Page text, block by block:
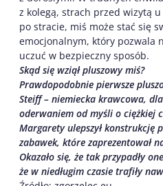
z kolegą, strach przed wizytą
po stracie, miś może stać się
emocjonalnym, który pozwala
uczuć w bezpieczny sposób.
Skąd się wziął pluszowy miś?
Prawdopodobnie pierwsze
Steiff – niemiecka krawcowa,
oderwaniem od myśli o ciężkiej
Margarety ulepszył konstrukcję
zabawek, które zaprezentował
Okazało się, że tak przypadły
że w niedługim czasie trafiły